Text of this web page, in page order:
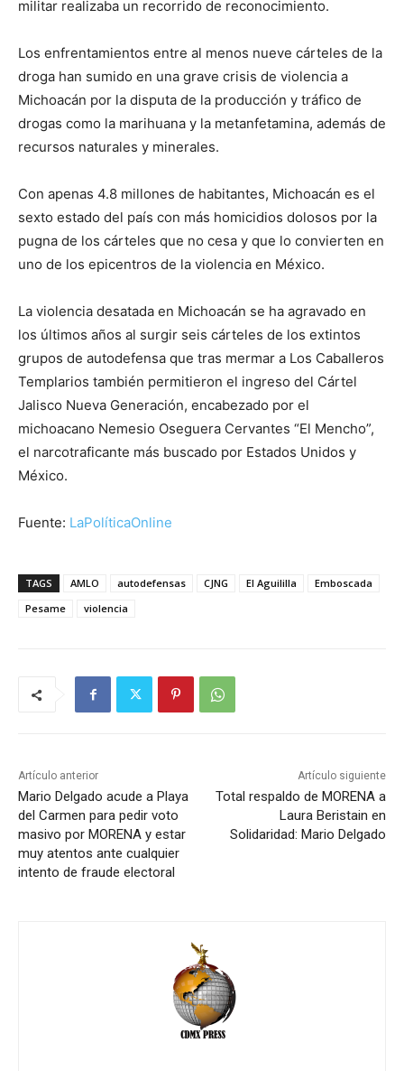
militar realizaba un recorrido de reconocimiento.
Los enfrentamientos entre al menos nueve cárteles de la
droga han sumido en una grave crisis de violencia a
Michoacán por la disputa de la producción y tráfico de
drogas como la marihuana y la metanfetamina, además de
recursos naturales y minerales.
Con apenas 4.8 millones de habitantes, Michoacán es el
sexto estado del país con más homicidios dolosos por la
pugna de los cárteles que no cesa y que lo convierten en
uno de los epicentros de la violencia en México.
La violencia desatada en Michoacán se ha agravado en
los últimos años al surgir seis cárteles de los extintos
grupos de autodefensa que tras mermar a Los Caballeros
Templarios también permitieron el ingreso del Cártel
Jalisco Nueva Generación, encabezado por el
michoacano Nemesio Oseguera Cervantes “El Mencho”,
el narcotraficante más buscado por Estados Unidos y
México.
Fuente: LaPolíticaOnline
TAGS AMLO autodefensas CJNG El Aguililla
Emboscada
Pesame
violencia
Artículo anterior
Mario Delgado acude a Playa
del Carmen para pedir voto
masivo por MORENA y estar
muy atentos ante cualquier
intento de fraude electoral
Artículo siguiente
Total respaldo de MORENA a
Laura Beristain en
Solidaridad: Mario Delgado